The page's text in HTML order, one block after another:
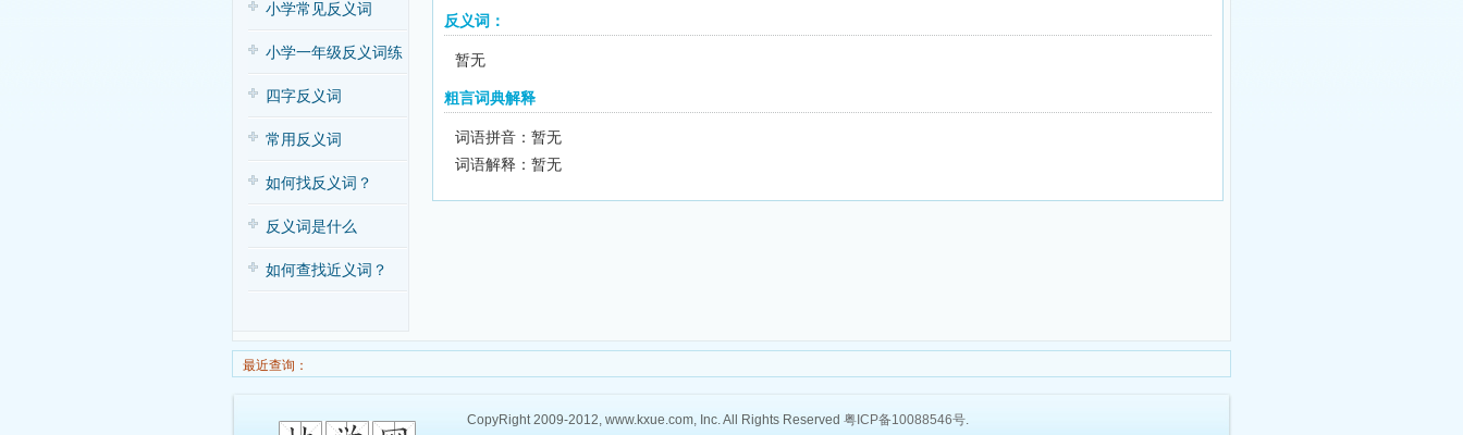
语
小学常见反义词
小学一年级反义词练
习
四字反义词
常用反义词
如何找反义词？
反义词是什么
如何查找近义词？
反义词：
暂无
粗言词典解释
词语拼音：暂无
词语解释：暂无
最近查询：
CopyRight 2009-2012, www.kxue.com, Inc. All Rights Reserved 粤ICP备10088546号.